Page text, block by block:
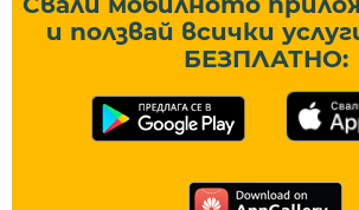
и ползвай всички
БЕЗПЛАТНО: